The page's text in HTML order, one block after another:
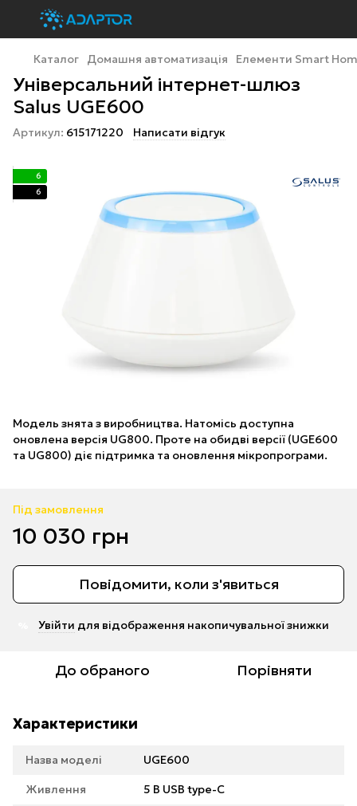
Каталог Домашня автоматизація Елементи Smart
Універсальний інтернет-шлюз
Salus UGE600
Артикул: 615171220 Написати відгук
6
6
Модель знята з виробництва. Натомісь доступна
оновлена версія UG800. Проте на обидві версії (UGE600
та UG800) діє підтримка та оновлення мікропрограми.
Під замовлення
10 030 грн
Повідомити, коли з'явиться
Увійти для відображення накопичувальної знижки
До обраного Порівняти
Характеристики
Назва моделі UGE600
Живлення 5 В USB type-C